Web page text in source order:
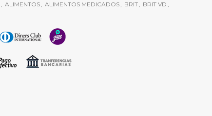
, ALIMENTOS , ALIMENTOS MEDICADOS , BRIT , BRIT VD ,